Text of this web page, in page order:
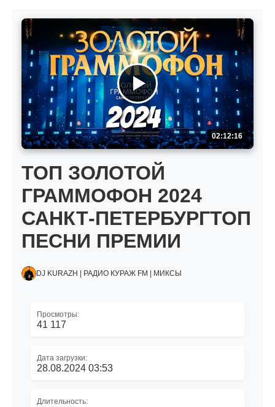
02:12:16
ТОП ЗОЛОТОЙ
ГРАММОФОН 2024
САНКТ-ПЕТЕРБУРГТОП
ПЕСНИ ПРЕМИИ
DJ KURAZH | РАДИО КУРАЖ FM | МИКСЫ
Просмотры:
41 117
Дата загрузки:
28.08.2024 03:53
Длительность: